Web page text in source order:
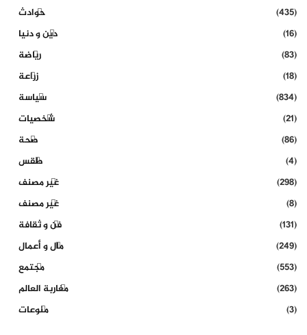
حوادث
(435)
دين و دنيا
(16)
رياضة
(83)
زراعة
(18)
سياسة
(834)
شخصيات
(21)
صحة
(86)
طقس
(4)
غير مصنف
(298)
غير مصنف
(8)
فن و ثقافة
(131)
مال و أعمال
(249)
مجتمع
(553)
مغاربة العالم
(263)
منوعات
(3)